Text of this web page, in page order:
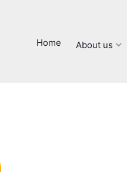
Home About us